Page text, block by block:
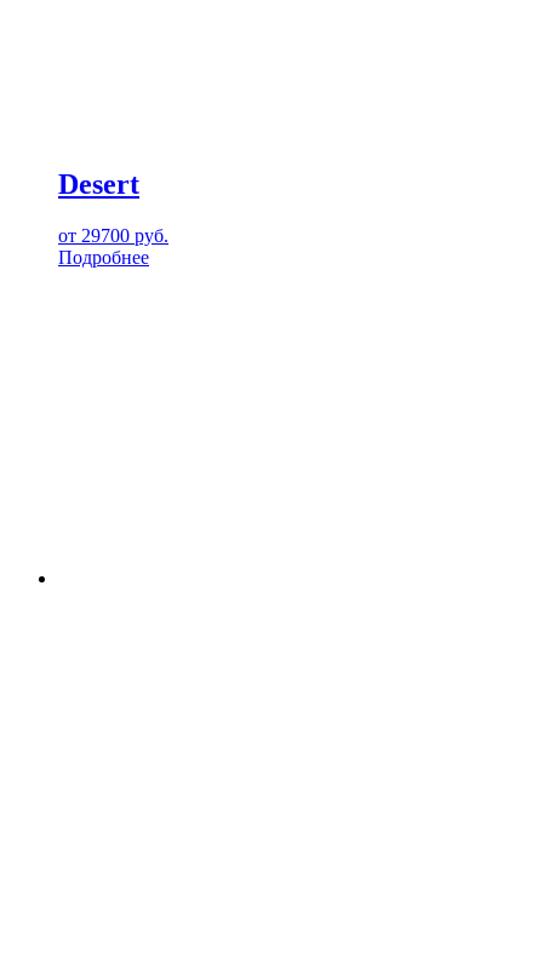
Desert
от 29700 руб.
Подробнее